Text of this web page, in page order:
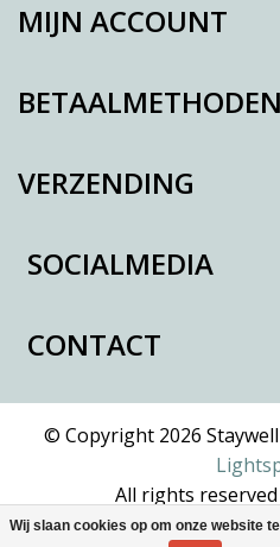
MIJN ACCOUNT
BETAALMETHODEN
VERZENDING
SOCIALMEDIA
CONTACT
© Copyright 2026
All rights
Wij slaan cookies op om onze website